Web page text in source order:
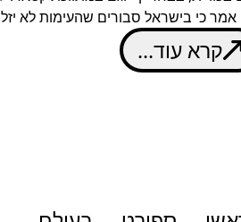
אמר כי בישראל סבורים שהעימות לא
קרא עוד...